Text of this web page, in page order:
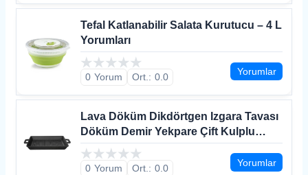
Tefal Katlanabilir Salata Kurutucu – 4 L
Yorumları
0 0.0
Yorumlar
Lava Döküm Dikdörtgen Izgara Tavası
Döküm Demir Yekpare Çift Kulplu
Yorumları
0 0.0
Yorumlar